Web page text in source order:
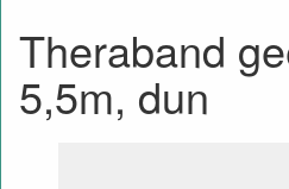
Theraband
5,5m, dun